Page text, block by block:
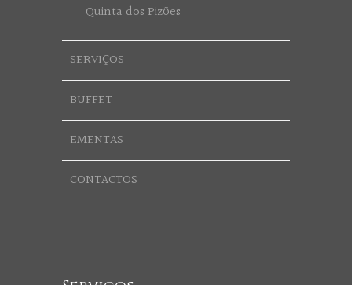
Quinta dos Pizões
SERVIÇOS
BUFFET
EMENTAS
CONTACTOS